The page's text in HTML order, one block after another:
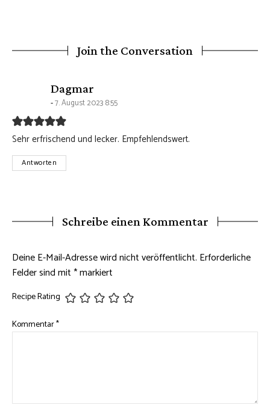
Join the Conversation
Dagmar
7. August 2023 8:55
Sehr erfrischend und lecker. Empfehlendswert.
Antworten
Schreibe einen Kommentar
Deine E-Mail-Adresse wird nicht veröffentlicht. Erforderliche
Felder sind mit*markiert
Recipe Rating
Kommentar*